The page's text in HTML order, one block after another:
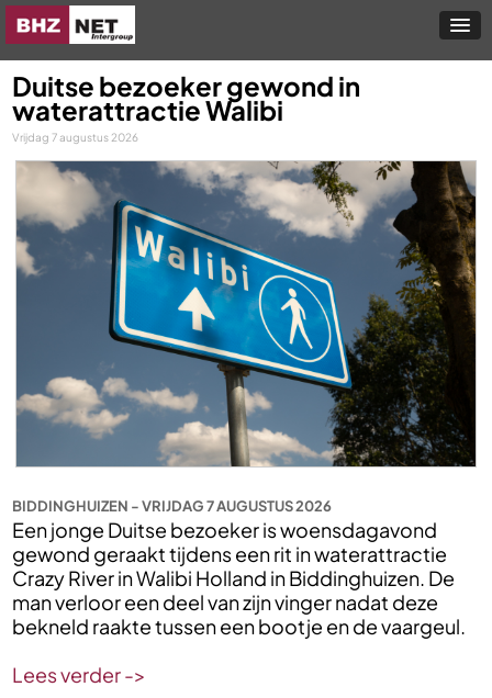
Duitse bezoeker gewond in
waterattractie Walibi
Vrijdag 7 augustus 2026
BIDDINGHUIZEN - VRIJDAG 7 AUGUSTUS 2026
Een jonge Duitse bezoeker is woensdagavond
gewond geraakt tijdens een rit in waterattractie
Crazy River in Walibi Holland in Biddinghuizen. De
man verloor een deel van zijn vinger nadat deze
bekneld raakte tussen een bootje en de vaargeul.
Lees verder ->